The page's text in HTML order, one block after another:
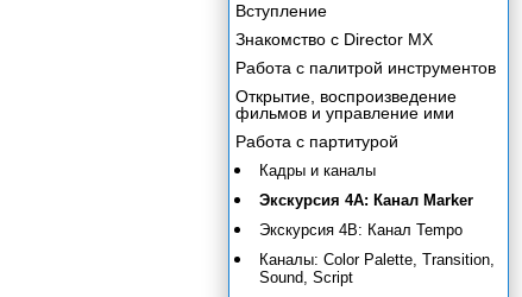
Вступление
Знакомство с Director MX
Работа с палитрой инструментов
Открытие, воспроизведение
фильмов и управление ими
Работа с партитурой
Кадры и каналы
Экскурсия 4А: Канал Marker
Экскурсия 4В: Канал Tempo
Каналы: Color Palette, Transition,
Sound, Script